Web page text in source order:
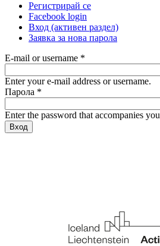
Регистрирай се
Facebook login
Вход (активен раздел)
Заявка за нова парола
E-mail or username *
Enter your e-mail address or username.
Парола *
Enter the password that accompanies